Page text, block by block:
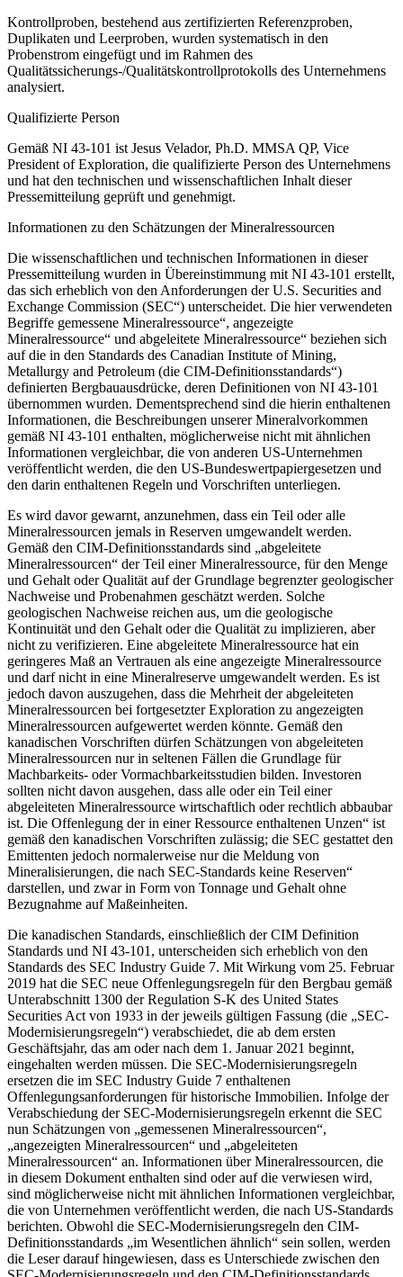
Kontrollproben, bestehend aus zertifizierten Referenzproben,
Duplikaten und Leerproben, wurden systematisch in den
Probenstrom eingefügt und im Rahmen des
Qualitätssicherungs-/Qualitätskontrollprotokolls des Unternehmens
analysiert.
Qualifizierte Person
Gemäß NI 43-101 ist Jesus Velador, Ph.D. MMSA QP, Vice
President of Exploration, die qualifizierte Person des Unternehmens
und hat den technischen und wissenschaftlichen Inhalt dieser
Pressemitteilung geprüft und genehmigt.
Informationen zu den Schätzungen der Mineralressourcen
Die wissenschaftlichen und technischen Informationen in dieser
Pressemitteilung wurden in Übereinstimmung mit NI 43-101 erstellt,
das sich erheblich von den Anforderungen der U.S. Securities and
Exchange Commission (SEC“) unterscheidet. Die hier verwendeten
Begriffe gemessene Mineralressource“, angezeigte
Mineralressource“ und abgeleitete Mineralressource“ beziehen sich
auf die in den Standards des Canadian Institute of Mining,
Metallurgy and Petroleum (die CIM-Definitionsstandards“)
definierten Bergbauausdrücke, deren Definitionen von NI 43-101
übernommen wurden. Dementsprechend sind die hierin enthaltenen
Informationen, die Beschreibungen unserer Mineralvorkommen
gemäß NI 43-101 enthalten, möglicherweise nicht mit ähnlichen
Informationen vergleichbar, die von anderen US-Unternehmen
veröffentlicht werden, die den US-Bundeswertpapiergesetzen und
den darin enthaltenen Regeln und Vorschriften unterliegen.
Es wird davor gewarnt, anzunehmen, dass ein Teil oder alle
Mineralressourcen jemals in Reserven umgewandelt werden.
Gemäß den CIM-Definitionsstandards sind „abgeleitete
Mineralressourcen“ der Teil einer Mineralressource, für den Menge
und Gehalt oder Qualität auf der Grundlage begrenzter geologischer
Nachweise und Probenahmen geschätzt werden. Solche
geologischen Nachweise reichen aus, um die geologische
Kontinuität und den Gehalt oder die Qualität zu implizieren, aber
nicht zu verifizieren. Eine abgeleitete Mineralressource hat ein
geringeres Maß an Vertrauen als eine angezeigte Mineralressource
und darf nicht in eine Mineralreserve umgewandelt werden. Es ist
jedoch davon auszugehen, dass die Mehrheit der abgeleiteten
Mineralressourcen bei fortgesetzter Exploration zu angezeigten
Mineralressourcen aufgewertet werden könnte. Gemäß den
kanadischen Vorschriften dürfen Schätzungen von abgeleiteten
Mineralressourcen nur in seltenen Fällen die Grundlage für
Machbarkeits- oder Vormachbarkeitsstudien bilden. Investoren
sollten nicht davon ausgehen, dass alle oder ein Teil einer
abgeleiteten Mineralressource wirtschaftlich oder rechtlich abbaubar
ist. Die Offenlegung der in einer Ressource enthaltenen Unzen“ ist
gemäß den kanadischen Vorschriften zulässig; die SEC gestattet den
Emittenten jedoch normalerweise nur die Meldung von
Mineralisierungen, die nach SEC-Standards keine Reserven“
darstellen, und zwar in Form von Tonnage und Gehalt ohne
Bezugnahme auf Maßeinheiten.
Die kanadischen Standards, einschließlich der CIM Definition
Standards und NI 43-101, unterscheiden sich erheblich von den
Standards des SEC Industry Guide 7. Mit Wirkung vom 25. Februar
2019 hat die SEC neue Offenlegungsregeln für den Bergbau gemäß
Unterabschnitt 1300 der Regulation S-K des United States
Securities Act von 1933 in der jeweils gültigen Fassung (die „SEC-
Modernisierungsregeln“) verabschiedet, die ab dem ersten
Geschäftsjahr, das am oder nach dem 1. Januar 2021 beginnt,
eingehalten werden müssen. Die SEC-Modernisierungsregeln
ersetzen die im SEC Industry Guide 7 enthaltenen
Offenlegungsanforderungen für historische Immobilien. Infolge der
Verabschiedung der SEC-Modernisierungsregeln erkennt die SEC
nun Schätzungen von „gemessenen Mineralressourcen“,
„angezeigten Mineralressourcen“ und „abgeleiteten
Mineralressourcen“ an. Informationen über Mineralressourcen, die
in diesem Dokument enthalten sind oder auf die verwiesen wird,
sind möglicherweise nicht mit ähnlichen Informationen vergleichbar,
die von Unternehmen veröffentlicht werden, die nach US-Standards
berichten. Obwohl die SEC-Modernisierungsregeln den CIM-
Definitionsstandards „im Wesentlichen ähnlich“ sein sollen, werden
die Leser darauf hingewiesen, dass es Unterschiede zwischen den